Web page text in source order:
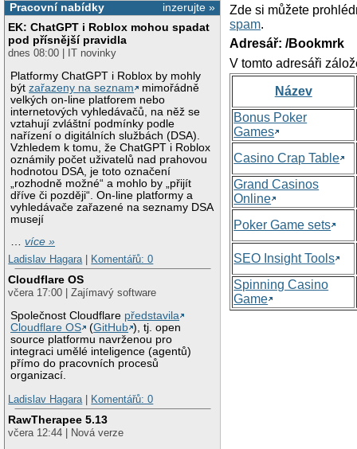
inzerujte »
Pracovní nabídky
EK: ChatGPT i Roblox mohou spadat
pod přísnější pravidla
dnes 08:00 | IT novinky
Platformy ChatGPT i Roblox by mohly
býtzařazeny na seznam
mimořádně
velkých on-line platforem nebo
internetových vyhledávačů, na něž se
vztahují zvláštní podmínky podle
nařízení o digitálních službách (DSA).
Vzhledem k tomu, že ChatGPT i Roblox
oznámily počet uživatelů nad prahovou
hodnotou DSA, je toto označení
„rozhodně možné“ a mohlo by „přijít
dříve či později“. On-line platformy a
vyhledávače zařazené na seznamy DSA
musejí
…více »
Ladislav Hagara
Komentářů: 0
Cloudflare OS
včera 17:00 | Zajímavý software
Společnost Cloudflare představila
Cloudflare OS
(GitHub ), tj. open
source platformu navrženou pro
integraci umělé inteligence (agentů)
přímo do pracovních procesů
organizací.
Ladislav Hagara
Komentářů: 0
RawTherapee 5.13
včera 12:44 | Nová verze
Zde si můžete
spam.
Adresář: /Bookmrk
V tomto adresáři
Název
Bonus Poker
Games
Casino Crap Table
Grand Casinos
Online
Poker Game sets
SEO Insight Tools
Spinning Casino
Game